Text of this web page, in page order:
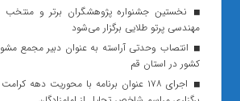
نخستین جشنواره پژوهشگران برتر و
مهندسی پرتو طلایی برگزار می‌شود
انتصاب وحدتی آراسته به عنوان دبیر مجمع
کشور در استان قم